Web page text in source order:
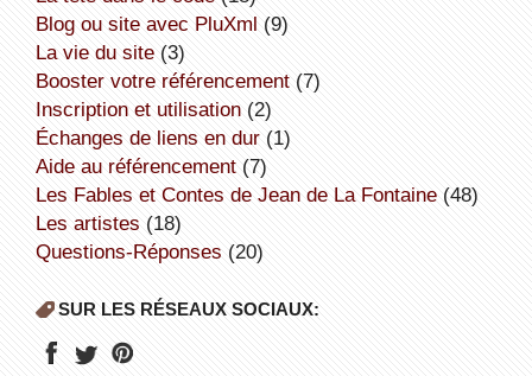
Blog ou site avec PluXml (9)
la vie du site(3)
booster votre référencement(7)
inscription et utilisation(2)
échanges de liens en dur(1)
aide au référencement(7)
Les Fables et Contes de Jean de La Fontaine(48)
Les artistes (18)
Questions-Réponses (20)
SUR LES RÉSEAUX SOCIAUX: